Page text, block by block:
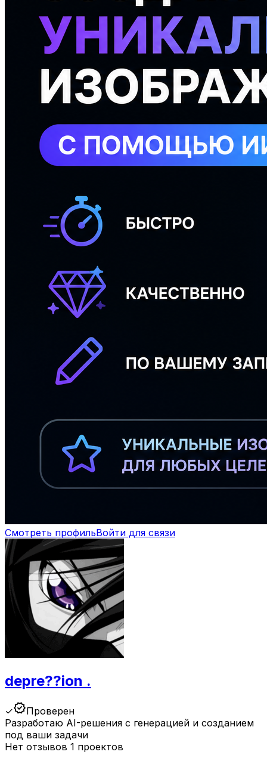
Смотреть профильВойти для связи
depre??ion .
✓verifiedПроверен
Разработаю AI-решения с генерацией и созданием
под ваши задачи
Нет отзывов 1 проектов